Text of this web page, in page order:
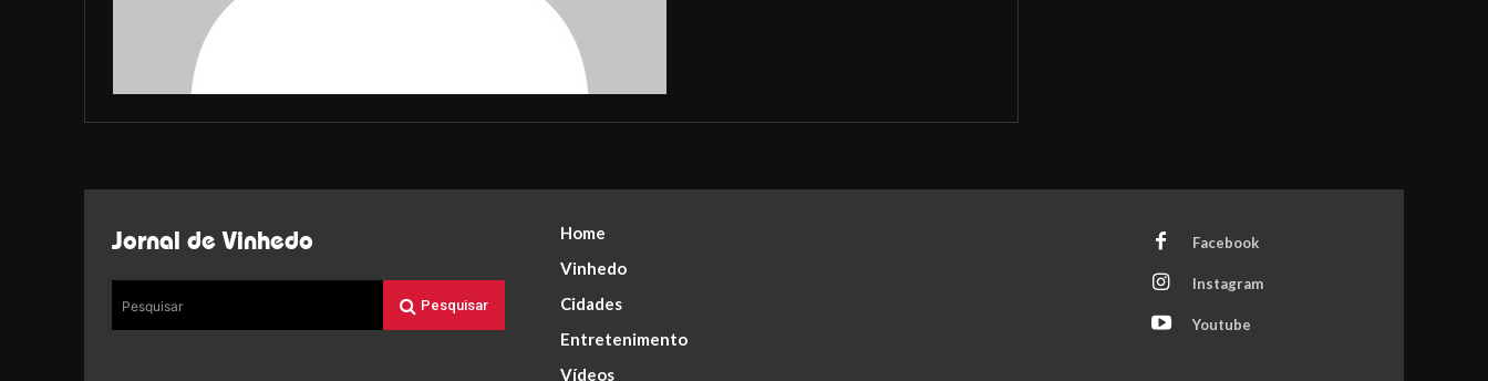
Jornal de Vinhedo
Pesquisar Pesquisar
Home
Vinhedo
Cidades
Entretenimento
Vídeos
Facebook
Instagram
Youtube